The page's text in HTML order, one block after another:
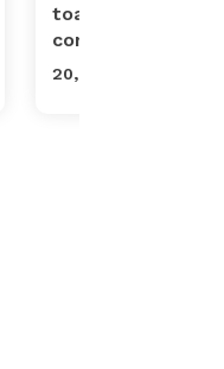
toalla de baño
con c...
20,99 €